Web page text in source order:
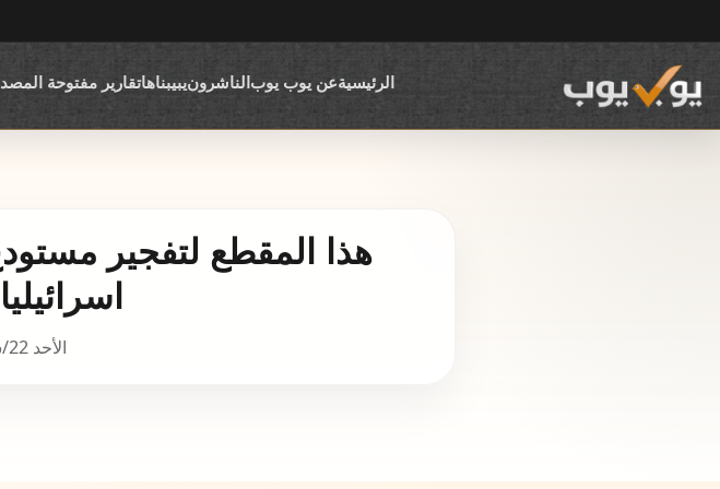
الرئيسيةعن يوب يوبالناشرونيبيبناهاتقارير مفتوحة
هذا المقطع لتفجير
الأحد 22/سبتمبر/2024